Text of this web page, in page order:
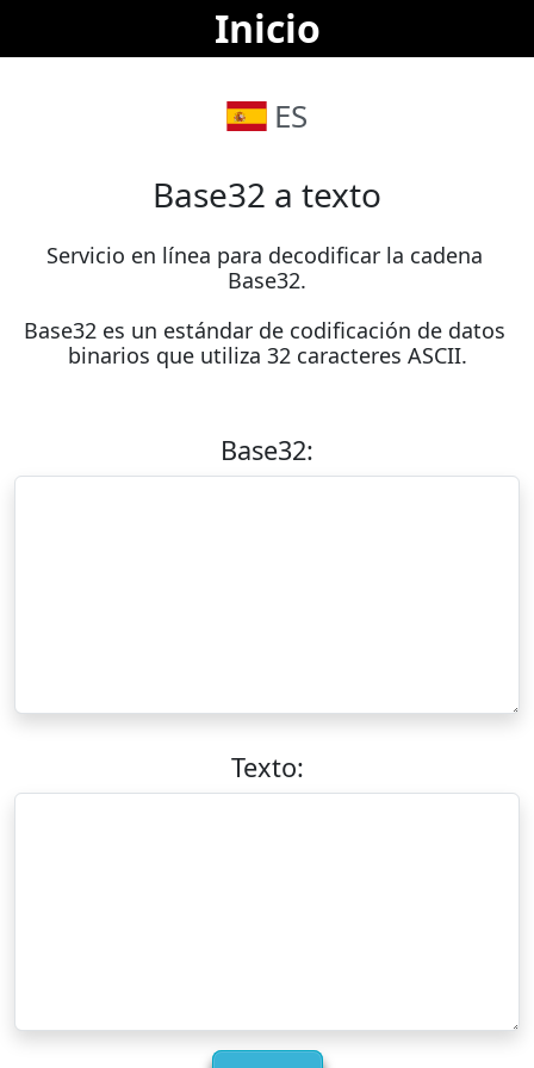
Inicio
ES
Base32 a texto
Servicio en línea para decodificar la cadena
Base32.
Base32 es un estándar de codificación de datos
binarios que utiliza 32 caracteres ASCII.
Base32:
Texto: